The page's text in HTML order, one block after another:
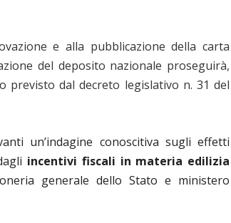
e alla pubblicazione della carta
del deposito nazionale proseguirà,
previsto dal decreto legislativo n. 31 del
un’indagine conoscitiva sugli effetti
incentivi fiscali in materia edilizia
generale dello Stato e ministero